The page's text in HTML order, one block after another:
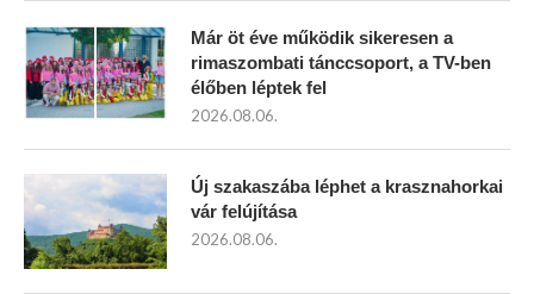
Már öt éve működik sikeresen a
rimaszombati tánccsoport, a TV-ben
élőben léptek fel
2026.08.06.
Új szakaszába léphet a krasznahorkai
vár felújítása
2026.08.06.